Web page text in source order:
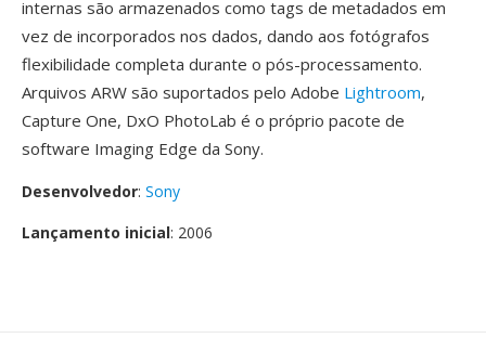
internas são armazenados como tags de metadados em
vez de incorporados nos dados, dando aos fotógrafos
flexibilidade completa durante o pós-processamento.
Arquivos ARW são suportados pelo Adobe Lightroom,
Capture One, DxO PhotoLab é o próprio pacote de
software Imaging Edge da Sony.
Desenvolvedor: Sony
Lançamento inicial: 2006